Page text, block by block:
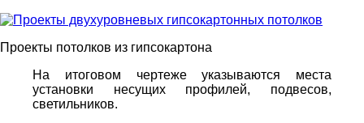
Проекты потолков из гипсокартона
На итоговом чертеже указываются места
установки несущих профилей, подвесов,
светильников.